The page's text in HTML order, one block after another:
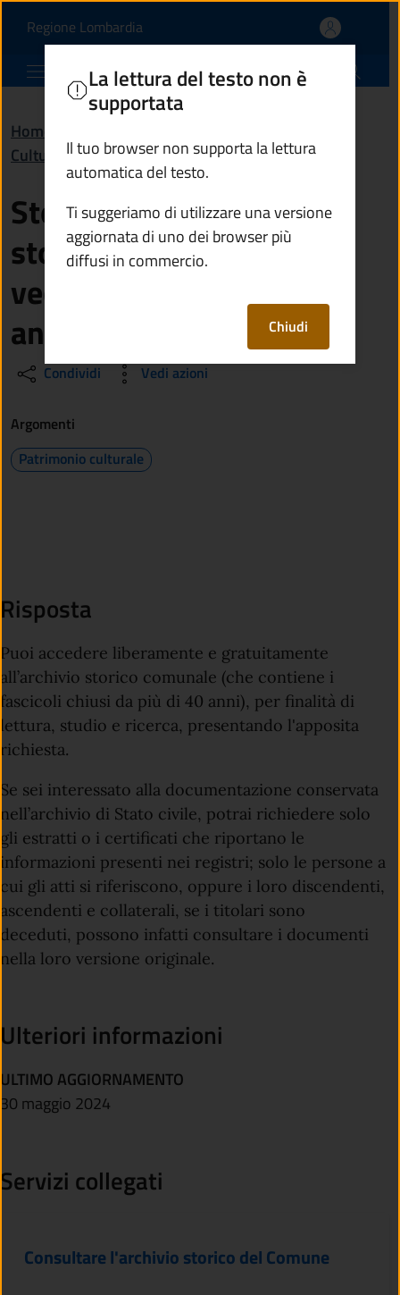
Sto facendo una
Regione Lombardia(apre in un'altra scheda).
Comune di Edolo
Home
Cultura e tempo libero
Sto facendo una ricerca
storica: come posso
vedere i documenti più
antichi del Comune?
Condividi Vedi azioni
La lettura del testo non è
supportata
Il tuo browser non supporta la lettura
automatica del testo.
Ti suggeriamo di utilizzare una versione
aggiornata di uno dei browser più
diffusi in commercio.
Chiudi
Argomenti
Patrimonio culturale
Risposta
Puoi accedere liberamente e gratuitamente
all’archivio storico comunale (che contiene i
fascicoli chiusi da più di 40 anni), per finalità di
lettura, studio e ricerca, presentando l'apposita
richiesta.
Se sei interessato alla documentazione conservata
nell’archivio di Stato civile, potrai richiedere solo
gli estratti o i certificati che riportano le
informazioni presenti nei registri; solo le persone a
cui gli atti si riferiscono, oppure i loro discendenti,
ascendenti e collaterali, se i titolari sono
deceduti, possono infatti consultare i documenti
nella loro versione originale.
Ulteriori informazioni
ULTIMO AGGIORNAMENTO
30 maggio 2024
Servizi collegati
Consultare l'archivio storico del Comune